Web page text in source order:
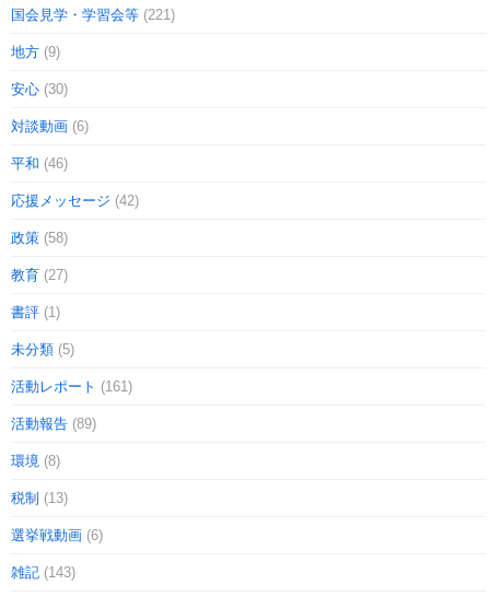
国会見学・学習会等 (221)
地方 (9)
安心 (30)
対談動画 (6)
平和 (46)
応援メッセージ (42)
政策 (58)
教育 (27)
書評 (1)
未分類 (5)
活動レポート (161)
活動報告 (89)
環境 (8)
税制 (13)
選挙戦動画 (6)
雑記 (143)